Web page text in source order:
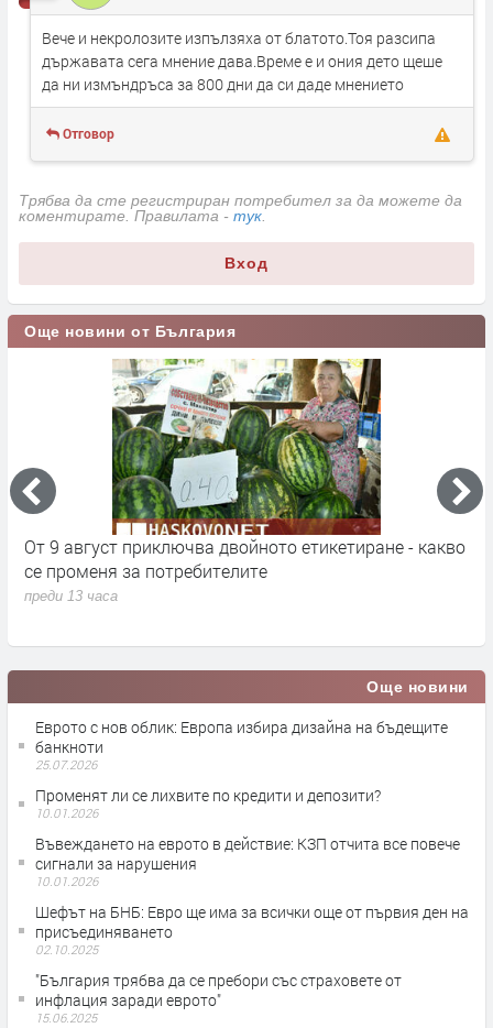
Вече и некролозите изпълзяха от блатото.Тоя разсипа
държавата сега мнение дава.Време е и ония дето щеше
да ни измъндръса за 800 дни да си даде мнението
Отговор
Трябва да сте регистриран потребител за да можете да
коментирате. Правилата - тук
Вход
Още новини от България
Млад пилот напуска ВВС със скандално обръщение
към Румен Радев и компания
преди 13 часа
Още новини
Еврото с нов облик: Европа избира дизайна на бъдещите
банкноти
25.07.2026
Променят ли се лихвите по кредити и депозити?
10.01.2026
Въвеждането на еврото в действие: КЗП отчита все повече
сигнали за нарушения
10.01.2026
Шефът на БНБ: Евро ще има за всички още от първия ден на
присъединяването
02.10.2025
"България трябва да се пребори със страховете от
инфлация заради еврото"
15.06.2025